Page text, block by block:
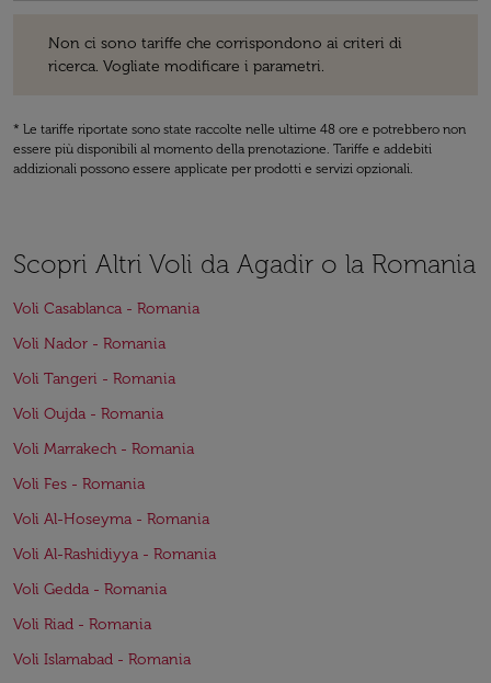
Non ci sono tariffe che corrispondono ai criteri di
ricerca. Vogliate modificare i parametri.
* Le tariffe riportate sono state raccolte nelle ultime 48 ore e potrebbero non
essere più disponibili al momento della prenotazione. Tariffe e addebiti
addizionali possono essere applicate per prodotti e servizi opzionali.
Scopri Altri Voli da Agadir o la Romania
Voli Casablanca - Romania
Voli Nador - Romania
Voli Tangeri - Romania
Voli Oujda - Romania
Voli Marrakech - Romania
Voli Fes - Romania
Voli Al-Hoseyma - Romania
Voli Al-Rashidiyya - Romania
Voli Gedda - Romania
Voli Riad - Romania
Voli Islamabad - Romania